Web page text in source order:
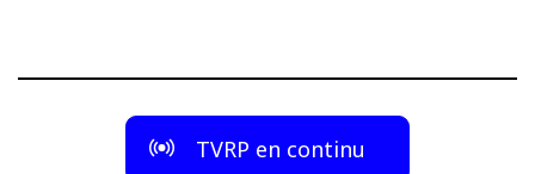
TVRP en continu